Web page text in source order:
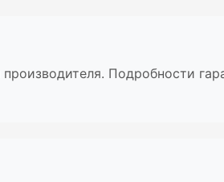
Подробности